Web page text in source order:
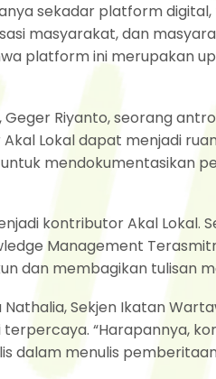
sekadar platform
masyarakat, dan
platform ini merupakan
Riyanto, seorang
Lokal dapat menjadi
mendokumentasikan
kontributor Akal Lokal.
Management
dan membagikan tulisan
Nathalia, Sekjen Ikatan
“Harapannya,
dalam menulis